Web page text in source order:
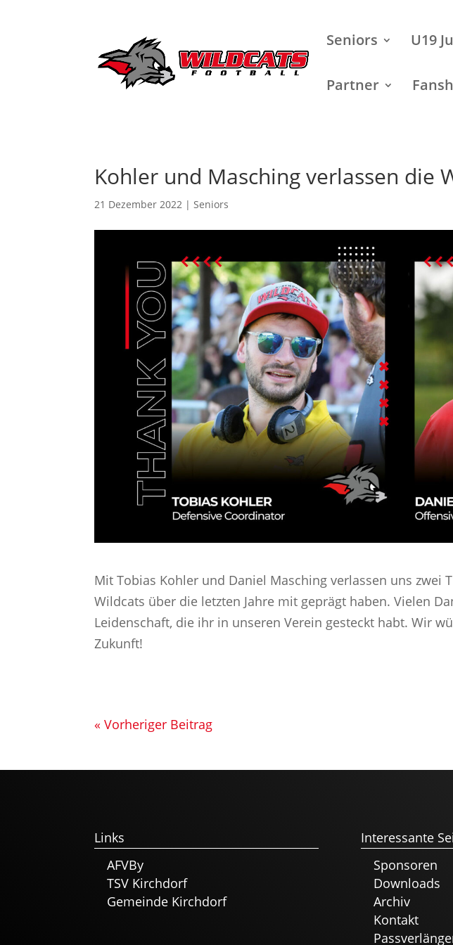
Seniors U19
Partner
Kohler und Masching verlassen die
21 Dezember 2022 |Seniors
Mit Tobias Kohler und Daniel Masching verlassen uns zwei
Wildcats über die letzten Jahre mit geprägt haben. Vielen
Leidenschaft, die ihr in unseren Verein gesteckt habt. Wir
Zukunft!
« Vorheriger Beitrag
Links
AFVBy
TSV Kirchdorf
Gemeinde Kirchdorf
Interessante
Sponsoren
Downloads
Archiv
Kontakt